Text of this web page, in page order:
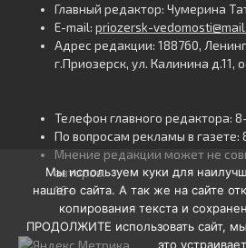
Главный редактор: Чумерина
E-mail: priozersk-
Адрес редакции: 188760,
г.Приозерск, ул. Калинина д.11,
Телефон главного редактора:
По вопросам рекламы в газете:
Мнение редакции может не
авторов.
16+
Мы используем куки для
нашего сайта. А так же на сайте
копирования текста и
ПРОДОЛЖИТЕ использовать сайт, мы
это